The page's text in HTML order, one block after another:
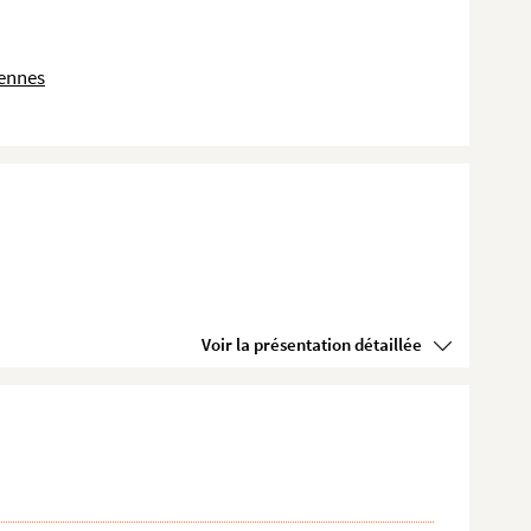
Voir la présentation détaillée